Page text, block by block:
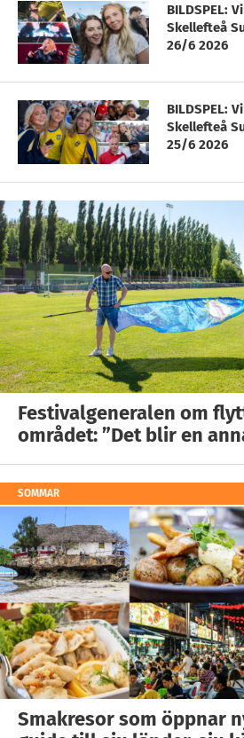
BILDSPEL:
Skellefteå
26/6 2026
BILDSPEL:
Skellefteå
25/6 2026
Festivalgeneralen om
området: ”Det blir en
SOMMAR
Smakresor som öppnar